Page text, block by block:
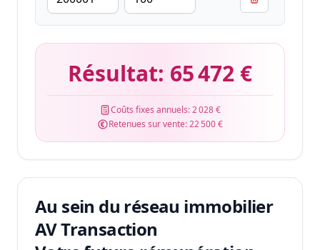
Résultat: 65 472 €
Coûts fixes annuels:2 028 €
Retenues sur vente:22 500 €
Au sein du réseau immobilier
AV Transaction